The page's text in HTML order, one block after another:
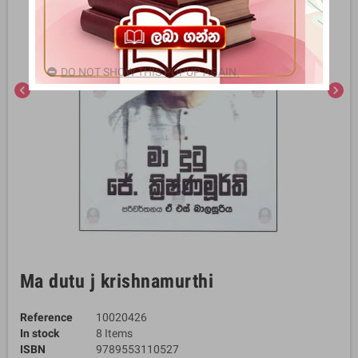
chevron_left chevron_right
Ma dutu j krishnamurthi
Reference
10020426
In stock
8 Items
ISBN
9789553110527
DO NOT SHOW THIS POPUP AGAIN.